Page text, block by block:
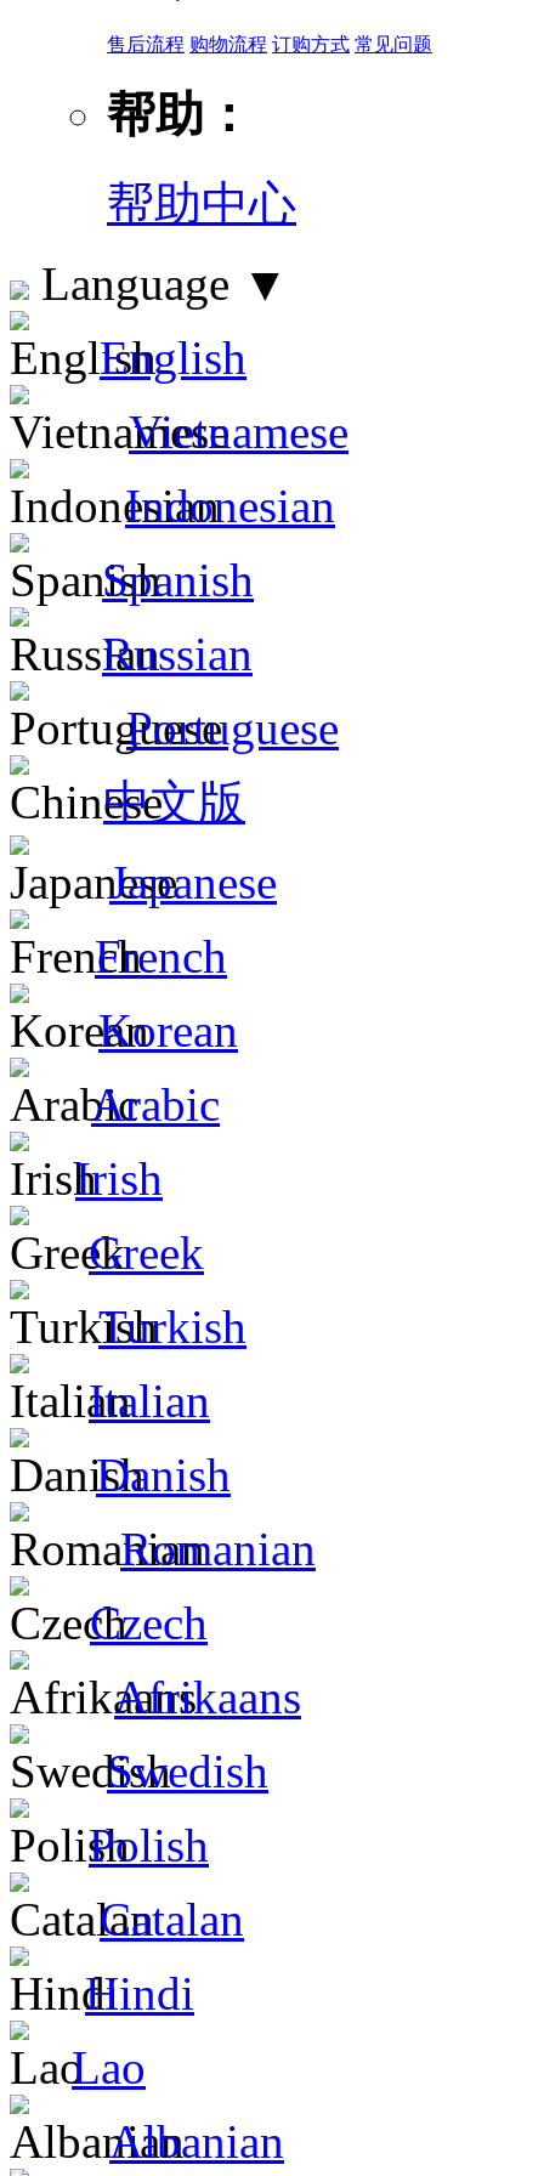
售后流程 购物流程 订购方式 常见问题
帮助：
帮助中心
Language ▼
English
Vietnamese
Indonesian
Spanish
Russian
Portuguese
中文版
Japanese
French
Korean
Arabic
Irish
Greek
Turkish
Italian
Danish
Romanian
Czech
Afrikaans
Swedish
Polish
Catalan
Hindi
Lao
Albanian